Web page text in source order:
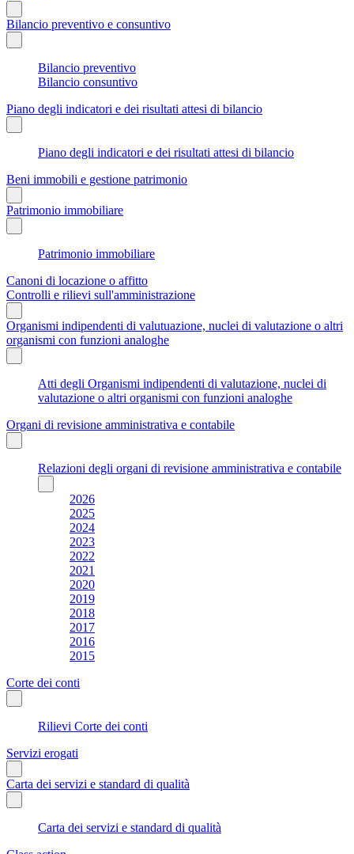
Bilancio preventivo e consuntivo
Bilancio preventivo
Bilancio consuntivo
Piano degli indicatori e dei risultati attesi di bilancio
Piano degli indicatori e dei risultati attesi di bilancio
Beni immobili e gestione patrimonio
Patrimonio immobiliare
Patrimonio immobiliare
Canoni di locazione o affitto
Controlli e rilievi sull'amministrazione
Organismi indipendenti di valutuazione, nuclei di valutazione o altri
organismi con funzioni analoghe
Atti degli Organismi indipendenti di valutazione, nuclei di
valutazione o altri organismi con funzioni analoghe
Organi di revisione amministrativa e contabile
Relazioni degli organi di revisione amministrativa e contabile
2026
2025
2024
2023
2022
2021
2020
2019
2018
2017
2016
2015
Corte dei conti
Rilievi Corte dei conti
Servizi erogati
Carta dei servizi e standard di qualità
Carta dei servizi e standard di qualità